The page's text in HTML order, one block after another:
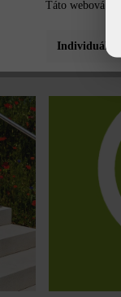
OBRUBY
Táto webová
Individuálne